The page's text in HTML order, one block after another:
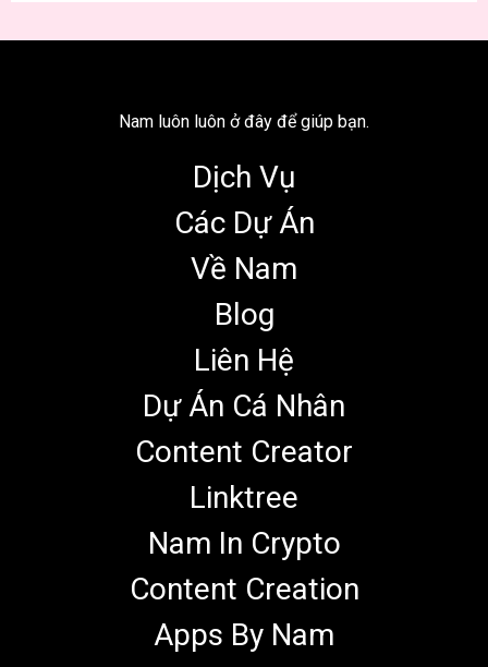
Nam luôn luôn ở đây để giúp bạn.
Dịch Vụ
Các Dự Án
Về Nam
Blog
Liên Hệ
Dự Án Cá Nhân
Content Creator
Linktree
Nam In Crypto
Content Creation
Apps By Nam